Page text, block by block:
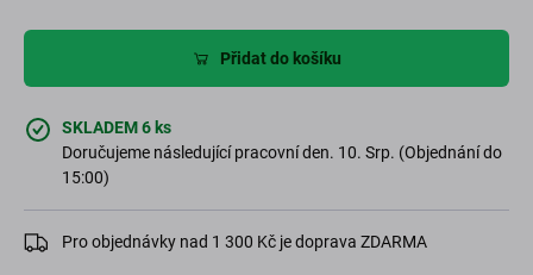
Přidat do košíku
SKLADEM 6 ks
Doručujeme následující pracovní den. 10. Srp. (Objednání do
15:00)
Pro objednávky nad 1 300 Kč je doprava ZDARMA